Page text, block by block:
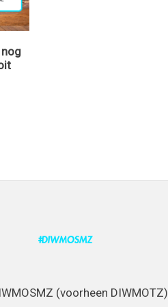
(voorheen DIWMOTZ)